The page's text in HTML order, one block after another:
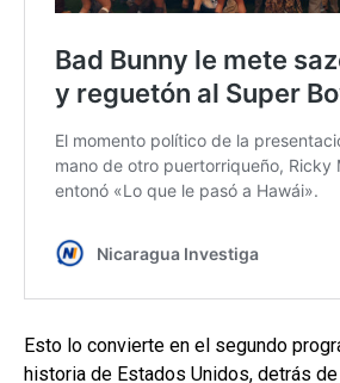
Esto lo convierte en el segundo
historia de Estados Unidos, detrás